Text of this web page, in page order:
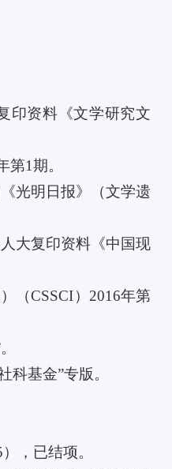
印资料《文学研究文
1期。
光明日报》（文学遗
大复印资料《中国现
（CSSCI）2016年第
基金”专版。
，已结项。